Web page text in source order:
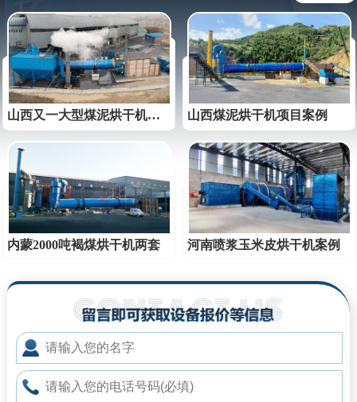
山西又一大型煤泥烘干机项目投产 山西煤泥烘干机项目案例
内蒙2000吨褐煤烘干机两套 河南喷浆玉米皮烘干机案例